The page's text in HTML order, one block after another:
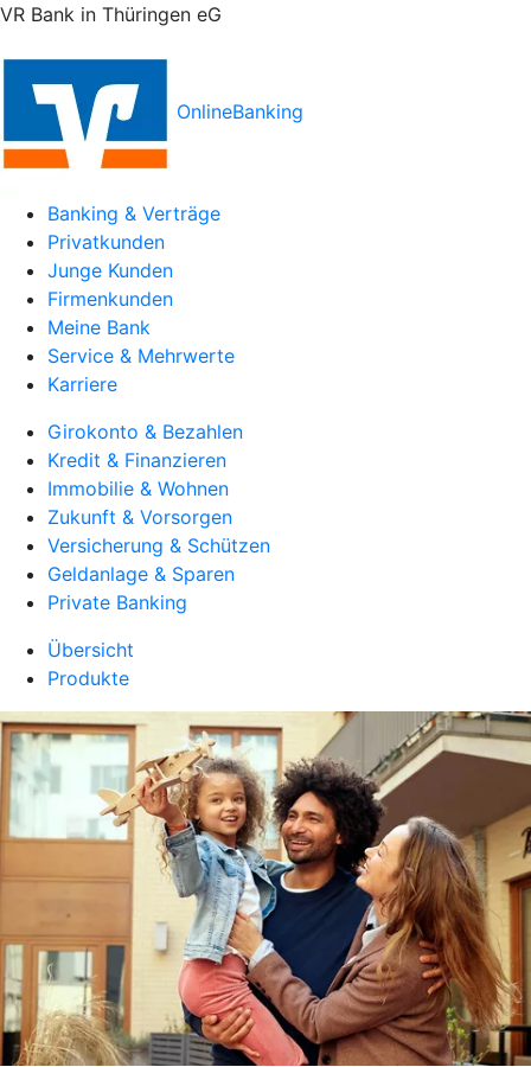
VR Bank in Thüringen eG
OnlineBanking
Banking & Verträge
Privatkunden
Junge Kunden
Firmenkunden
Meine Bank
Service & Mehrwerte
Karriere
Girokonto & Bezahlen
Kredit & Finanzieren
Immobilie & Wohnen
Zukunft & Vorsorgen
Versicherung & Schützen
Geldanlage & Sparen
Private Banking
Übersicht
Produkte